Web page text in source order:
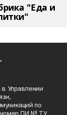
"Еда и
в Управлении
по
номер ПИ № ТУ